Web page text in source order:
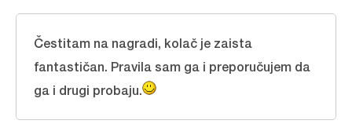
Čestitam na nagradi, kolač je zaista
fantastičan. Pravila sam ga i preporučujem da
ga i drugi probaju.